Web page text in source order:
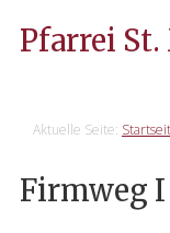
Pfarrei
Aktuelle Seite:
Firmweg I